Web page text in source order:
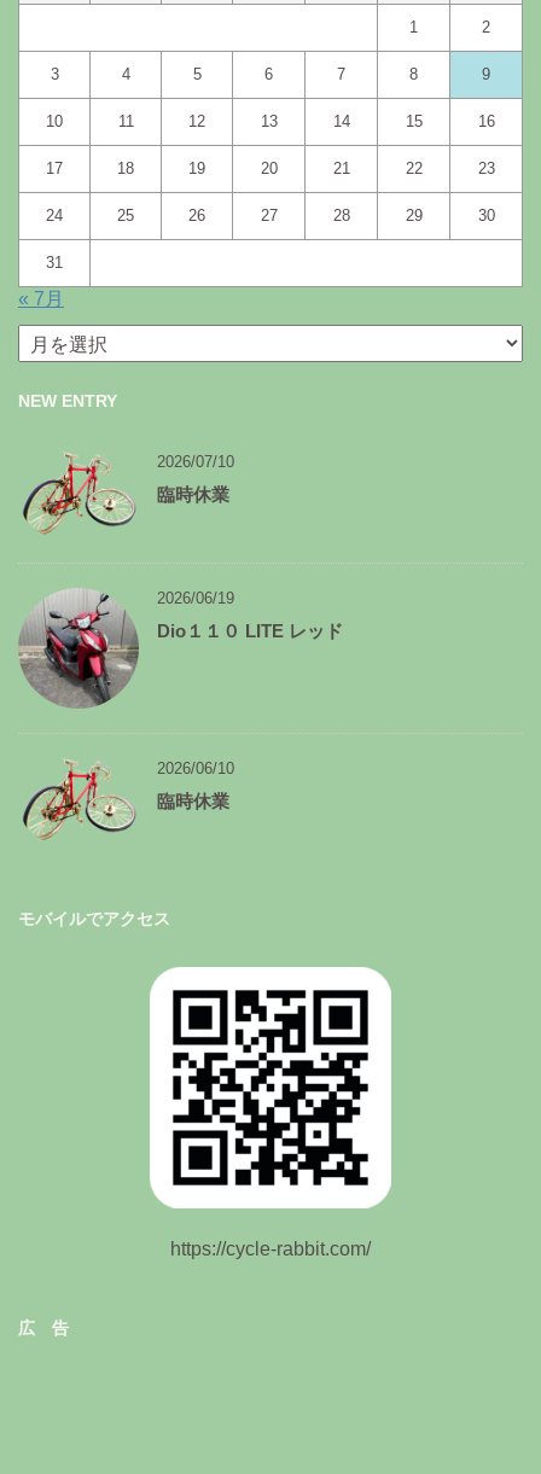
1 2
3 4 5 6 7 8 9
10 11 12 13 14 15 16
17 18 19 20 21 22 23
24 25 26 27 28 29 30
31
« 7月
月
別
ー
ブ
NEW ENTRY
2026/07/10
臨時休業
2026/06/19
Dio１１０ LITE レッド
2026/06/10
臨時休業
モバイルでアクセス
https://cycle-rabbit.com/
広 告